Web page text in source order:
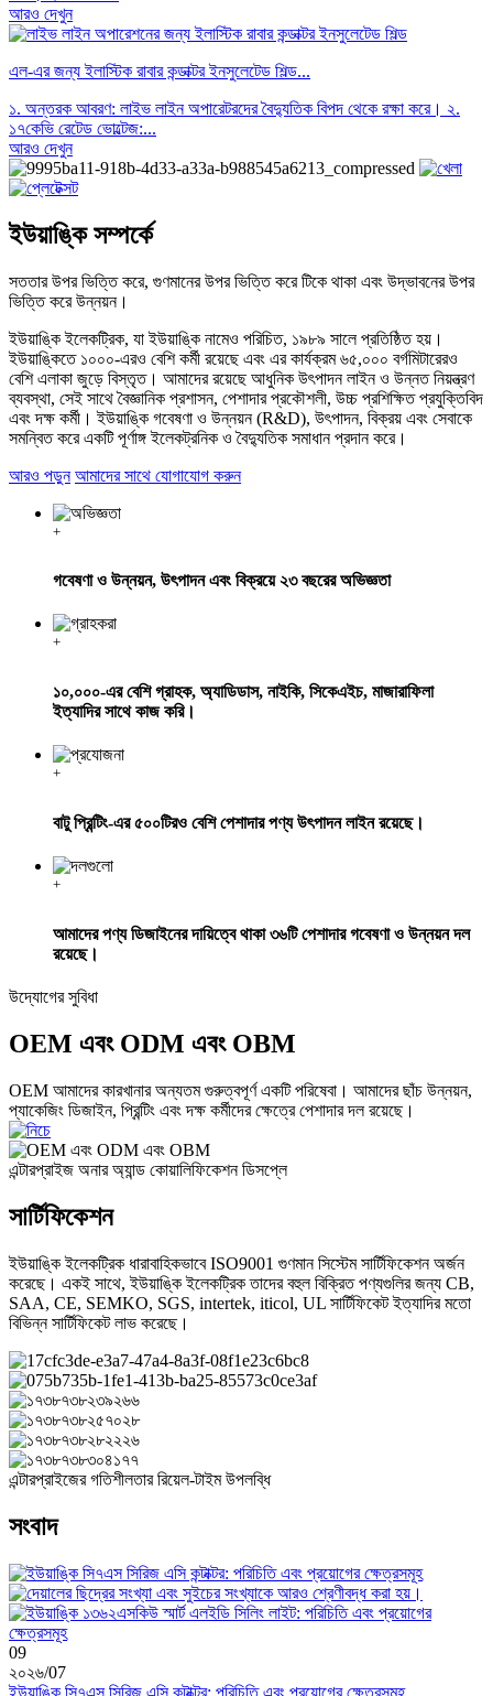
আরও দেখুন
এল-এর জন্য ইলাস্টিক রাবার কন্ডাক্টর ইনসুলেটেড শিল্ড...
১. অন্তরক আবরণ: লাইভ লাইন অপারেটরদের বৈদ্যুতিক বিপদ থেকে রক্ষা করে। ২.
১৭কেভি রেটেড ভোল্টেজ:...
আরও দেখুন
ইউয়াঙ্কি সম্পর্কে
সততার উপর ভিত্তি করে, গুণমানের উপর ভিত্তি করে টিকে থাকা এবং উদ্ভাবনের উপর
ভিত্তি করে উন্নয়ন।
ইউয়াঙ্কি ইলেকট্রিক, যা ইউয়াঙ্কি নামেও পরিচিত, ১৯৮৯ সালে প্রতিষ্ঠিত হয়।
ইউয়াঙ্কিতে ১০০০-এরও বেশি কর্মী রয়েছে এবং এর কার্যক্রম ৬৫,০০০ বর্গমিটারেরও
বেশি এলাকা জুড়ে বিস্তৃত। আমাদের রয়েছে আধুনিক উৎপাদন লাইন ও উন্নত নিয়ন্ত্রণ
ব্যবস্থা, সেই সাথে বৈজ্ঞানিক প্রশাসন, পেশাদার প্রকৌশলী, উচ্চ প্রশিক্ষিত প্রযুক্তিবিদ
এবং দক্ষ কর্মী। ইউয়াঙ্কি গবেষণা ও উন্নয়ন (R&D), উৎপাদন, বিক্রয় এবং সেবাকে
সমন্বিত করে একটি পূর্ণাঙ্গ ইলেকট্রনিক ও বৈদ্যুতিক সমাধান প্রদান করে।
আরও পড়ুন আমাদের সাথে যোগাযোগ করুন
+
গবেষণা ও উন্নয়ন, উৎপাদন এবং বিক্রয়ে ২৩ বছরের অভিজ্ঞতা
+
১০,০০০-এর বেশি গ্রাহক, অ্যাডিডাস, নাইকি, সিকেএইচ, মাজারাফিলা
ইত্যাদির সাথে কাজ করি।
+
বাটু প্রিন্টিং-এর ৫০০টিরও বেশি পেশাদার পণ্য উৎপাদন লাইন রয়েছে।
+
আমাদের পণ্য ডিজাইনের দায়িত্বে থাকা ৩৬টি পেশাদার গবেষণা ও উন্নয়ন দল
রয়েছে।
উদ্যোগের সুবিধা
OEM এবং ODM এবং OBM
OEM আমাদের কারখানার অন্যতম গুরুত্বপূর্ণ একটি পরিষেবা। আমাদের ছাঁচ উন্নয়ন,
প্যাকেজিং ডিজাইন, প্রিন্টিং এবং দক্ষ কর্মীদের ক্ষেত্রে পেশাদার দল রয়েছে।
এন্টারপ্রাইজ অনার অ্যান্ড কোয়ালিফিকেশন ডিসপ্লে
সার্টিফিকেশন
ইউয়াঙ্কি ইলেকট্রিক ধারাবাহিকভাবে ISO9001 গুণমান সিস্টেম সার্টিফিকেশন অর্জন
করেছে। একই সাথে, ইউয়াঙ্কি ইলেকট্রিক তাদের বহুল বিক্রিত পণ্যগুলির জন্য CB,
SAA, CE, SEMKO, SGS, intertek, iticol, UL সার্টিফিকেট ইত্যাদির মতো
বিভিন্ন সার্টিফিকেট লাভ করেছে।
এন্টারপ্রাইজের গতিশীলতার রিয়েল-টাইম উপলব্ধি
সংবাদ
09
২০২৬/07
ইউয়াঙ্কি সি৭এস সিরিজ এসি কন্টাক্টর: পরিচিতি এবং প্রয়োগের ক্ষেত্রসমূহ